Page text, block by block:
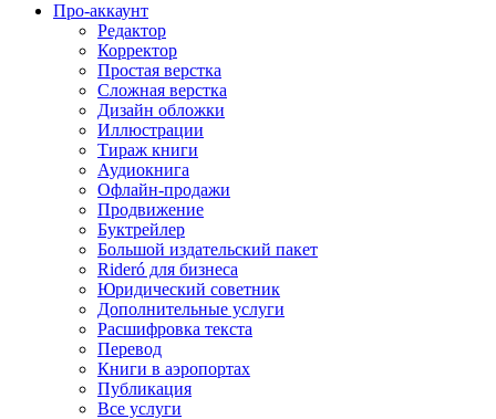
Про-аккаунт
Редактор
Корректор
Простая верстка
Сложная верстка
Дизайн обложки
Иллюстрации
Тираж книги
Аудиокнига
Офлайн-продажи
Продвижение
Буктрейлер
Большой издательский пакет
Rideró для бизнеса
Юридический советник
Дополнительные услуги
Расшифровка текста
Перевод
Книги в аэропортах
Публикация
Все услуги